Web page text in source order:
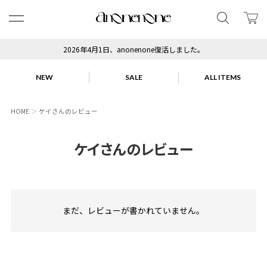
2026年4月1日、anonenone復活しました。
NEW SALE ALL ITEMS
HOME ケイさんのレビュー
ケイさんのレビュー
まだ、レビューが書かれていません。